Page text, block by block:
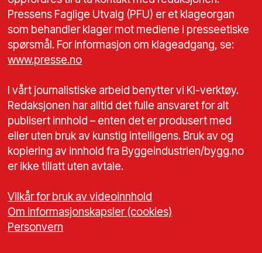
Pressens Faglige Utvalg (PFU) er et klageorgan
som behandler klager mot mediene i presseetiske
spørsmål. For informasjon om klageadgang, se:
www.presse.no
I vårt journalistiske arbeid benytter vi KI-verktøy.
Redaksjonen har alltid det fulle ansvaret for alt
publisert innhold – enten det er produsert med
eller uten bruk av kunstig intelligens. Bruk av og
kopiering av innhold fra Byggeindustrien/bygg.no
er ikke tillatt uten avtale.
Vilkår for bruk av videoinnhold
Om informasjonskapsler (cookies)
Personvern